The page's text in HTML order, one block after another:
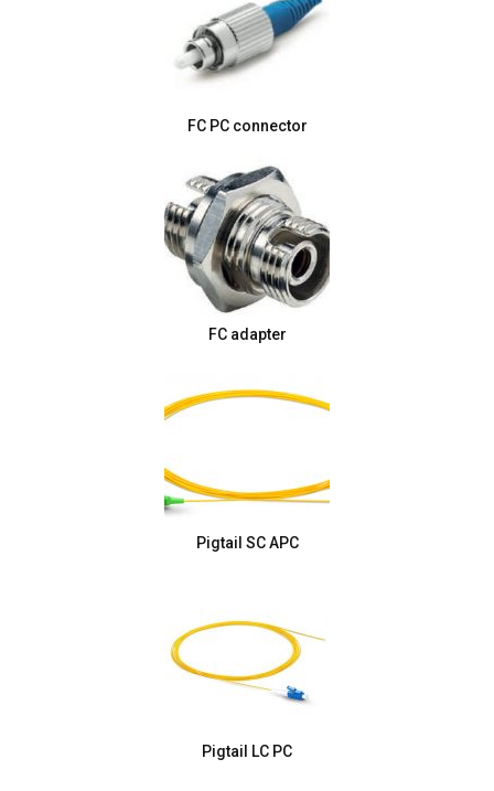
FC PC connector
FC adapter
Pigtail SC APC
Pigtail LC PC